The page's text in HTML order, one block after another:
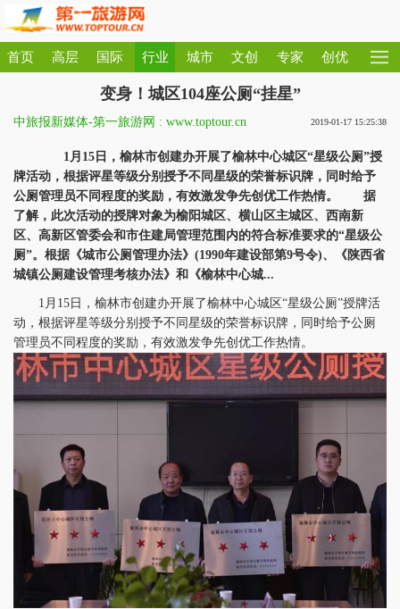
首页 高层 国际 行业 城市 文创 专家 创优
变身！城区104座公厕“挂星”
中旅报新媒体-第一旅游网 : www.toptour.cn 2019-01-17 15:25:38
1月15日，榆林市创建办开展了榆林中心城区“星级公厕”授
牌活动，根据评星等级分别授予不同星级的荣誉标识牌，同时给予
公厕管理员不同程度的奖励，有效激发争先创优工作热情。 据
了解，此次活动的授牌对象为榆阳城区、横山区主城区、西南新
区、高新区管委会和市住建局管理范围内的符合标准要求的“星级公
厕”。根据《城市公厕管理办法》(1990年建设部第9号令)、《陕西省
城镇公厕建设管理考核办法》和《榆林中心城...
1月15日，榆林市创建办开展了榆林中心城区“星级公厕”授牌活
动，根据评星等级分别授予不同星级的荣誉标识牌，同时给予公厕
管理员不同程度的奖励，有效激发争先创优工作热情。